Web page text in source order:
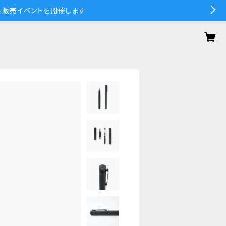
売イベントを開催します